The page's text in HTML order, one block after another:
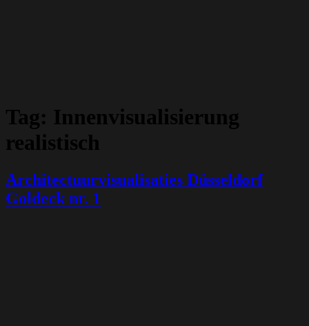
Tag: Innenvisualisierung
realistisch
Architectuurvisualisaties Düsseldorf
Goldeck nr. 1